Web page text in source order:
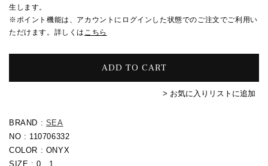
生します。
※ポイント機能は、アカウントにログインした状態でのご注文でご利用い
ただけます。詳しくは こちら
ADD TO CART
> お気に入りリストに追加
BRAND : SEA
NO : 110706332
COLOR : ONYX
SIZE : 0、1